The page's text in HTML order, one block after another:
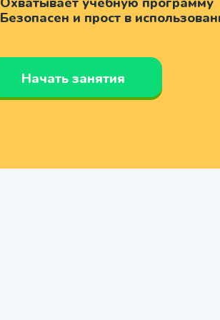
Безопасен и прост в
Начать занятия